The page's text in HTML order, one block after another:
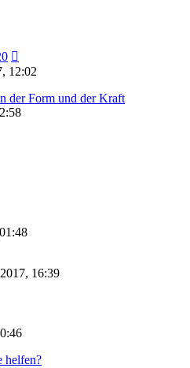
12:02
der Form und der Kraft
16:39
helfen?